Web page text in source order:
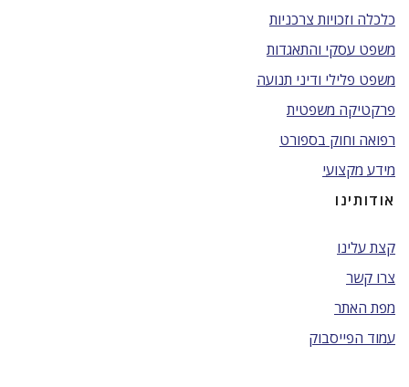
כלכלה וזכויות צרכניות
משפט עסקי והתאגדות
משפט פלילי ודיני תנועה
פרקטיקה משפטית
רפואה וחוק בספורט
מידע מקצועי
אודותינו
קצת עלינו
צרו קשר
מפת האתר
עמוד הפייסבוק